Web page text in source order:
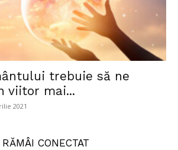
trebuie să ne
viitor mai...
2021
RĂMÂI CONECTAT